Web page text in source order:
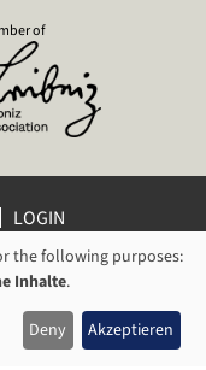
of
LOGIN
Potsdam
the following purposes:
Inhalte.
Deny Akzeptieren